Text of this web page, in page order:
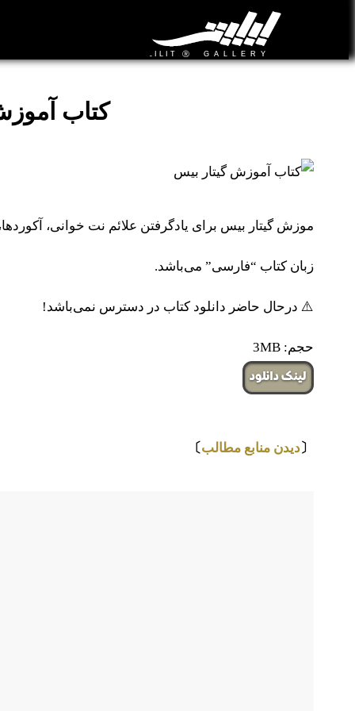
کتاب
موزش گیتار بیس برای یادگرفتن علائم نت خوانی،
زبان کتاب “فارسی” می‌باشد.
⚠️ درحال حاضر دانلود کتاب در دسترس نمی‌باشد!
حجم: 3MB
لینک دانلود
〔دیدن منابع مطالب〕